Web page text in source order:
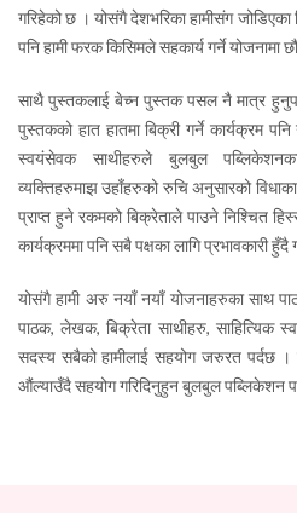
गरिहेको छ । योसंगै देशभरिका हामीसंग
पनि हामी फरक किसिमले सहकार्य गर्ने योजनामा
साथै पुस्तकलाई बेच्न पुस्तक पसल नै मात्र
पुस्तकको हात हातमा बिक्री गर्ने कार्यक्रम
स्वयंसेवक साथीहरुले बुलबुल
व्यक्तिहरुमाझ उहाँहरुको रुचि अनुसारको
प्राप्त हुने रकमको बिक्रेताले पाउने निश्चित
कार्यक्रममा पनि सबै पक्षका लागि प्रभावकारी
योसंगै हामी अरु नयाँ नयाँ योजनाहरुका साथ
पाठक, लेखक, बिक्रेता साथीहरु, साहित्यिक
सदस्य सबैको हामीलाई सहयोग जरुरत पर्दछ ।
औंल्याउँदै सहयोग गरिदिनुहुन बुलबुल पब्लिकेशन